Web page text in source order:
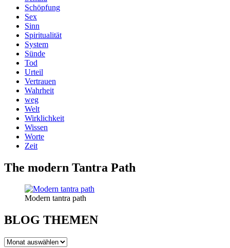
Schöpfung
Sex
Sinn
Spiritualität
System
Sünde
Tod
Urteil
Vertrauen
Wahrheit
weg
Welt
Wirklichkeit
Wissen
Worte
Zeit
The modern Tantra Path
Modern tantra path
BLOG THEMEN
BLOG